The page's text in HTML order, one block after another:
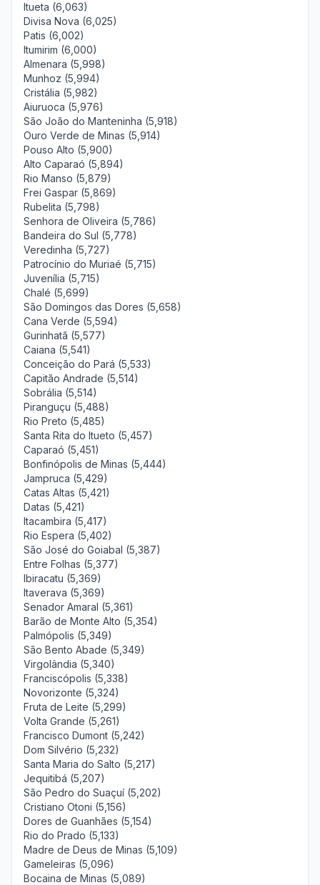
Itueta (6,063)
Divisa Nova (6,025)
Patis (6,002)
Itumirim (6,000)
Almenara (5,998)
Munhoz (5,994)
Cristália (5,982)
Aiuruoca (5,976)
São João do Manteninha (5,918)
Ouro Verde de Minas (5,914)
Pouso Alto (5,900)
Alto Caparaó (5,894)
Rio Manso (5,879)
Frei Gaspar (5,869)
Rubelita (5,798)
Senhora de Oliveira (5,786)
Bandeira do Sul (5,778)
Veredinha (5,727)
Patrocínio do Muriaé (5,715)
Juvenília (5,715)
Chalé (5,699)
São Domingos das Dores (5,658)
Cana Verde (5,594)
Gurinhatã (5,577)
Caiana (5,541)
Conceição do Pará (5,533)
Capitão Andrade (5,514)
Sobrália (5,514)
Piranguçu (5,488)
Rio Preto (5,485)
Santa Rita do Itueto (5,457)
Caparaó (5,451)
Bonfinópolis de Minas (5,444)
Jampruca (5,429)
Catas Altas (5,421)
Datas (5,421)
Itacambira (5,417)
Rio Espera (5,402)
São José do Goiabal (5,387)
Entre Folhas (5,377)
Ibiracatu (5,369)
Itaverava (5,369)
Senador Amaral (5,361)
Barão de Monte Alto (5,354)
Palmópolis (5,349)
São Bento Abade (5,349)
Virgolândia (5,340)
Franciscópolis (5,338)
Novorizonte (5,324)
Fruta de Leite (5,299)
Volta Grande (5,261)
Francisco Dumont (5,242)
Dom Silvério (5,232)
Santa Maria do Salto (5,217)
Jequitibá (5,207)
São Pedro do Suaçuí (5,202)
Cristiano Otoni (5,156)
Dores de Guanhães (5,154)
Rio do Prado (5,133)
Madre de Deus de Minas (5,109)
Gameleiras (5,096)
Bocaina de Minas (5,089)